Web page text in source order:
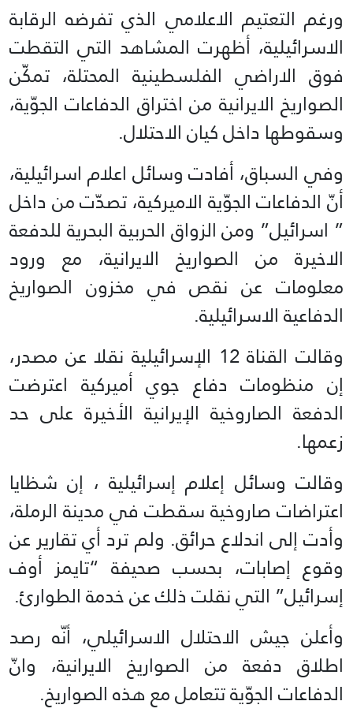
ورغم التعتيم الاعلامي الذي تفرضه الرقابة
الاسرائيلية، أظهرت المشاهد التي التقطت
فوق الاراضي الفلسطينية المحتلة، تمكّن
الصواريخ الايرانية من اختراق الدفاعات الجوّية،
وسقوطها داخل كيان الاحتلال.
وفي السباق، أفادت وسائل اعلام اسرائيلية،
أنّ الدفاعات الجوّية الاميركية، تصدّت من داخل
” اسرائيل” ومن الزواق الحربية البحرية للدفعة
الاخيرة من الصواريخ الايرانية، مع ورود
معلومات عن نقص في مخزون الصواريخ
الدفاعية الاسرائيلية.
وقالت القناة 12 الإسرائيلية نقلا عن مصدر،
إن منظومات دفاع جوي أميركية اعترضت
الدفعة الصاروخية الإيرانية الأخيرة على حد
زعمها.
وقالت وسائل إعلام إسرائيلية ، إن شظايا
اعتراضات صاروخية سقطت في مدينة الرملة،
وأدت إلى اندلاع حرائق. ولم ترد أي تقارير عن
وقوع إصابات، بحسب صحيفة “تايمز أوف
إسرائيل” التي نقلت ذلك عن خدمة الطوارئ.
وأعلن جيش الاحتلال الاسرائيلي، أنّه رصد
اطلاق دفعة من الصواريخ الايرانية، وانّ
الدفاعات الجوّية تتعامل مع هذه الصواريخ.